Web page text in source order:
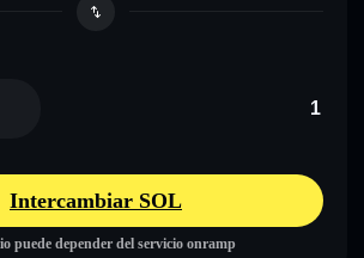
Intercambiar SOL
puede depender del servicio onramp